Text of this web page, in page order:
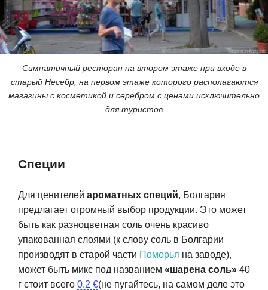
Симпатичный ресторан на втором этаже при входе в
старый Несебр, на первом этаже которого располагаются
магазины с косметикой и серебром с ценами исключительно
для туристов
Специи
Для ценителей ароматных специй, Болгария
предлагает огромный выбор продукции. Это может
быть как разноцветная соль очень красиво
упакованная слоями (к слову соль в Болгарии
производят в старой части Поморья на заводе),
может быть микс под названием «шарена соль» 40
г стоит всего 0.2 €(не пугайтесь, на самом деле это